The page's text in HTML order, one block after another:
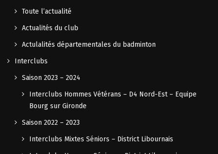
Toute l’actualité
Actualités du club
Actulalités départementales du badminton
Interclubs
Saison 2023 – 2024
Interclubs Hommes Vétérans – D4 Nord-Est – Equipe
Bourg sur Gironde
Saison 2022 – 2023
Interclubs Mixtes Séniors – District Libournais